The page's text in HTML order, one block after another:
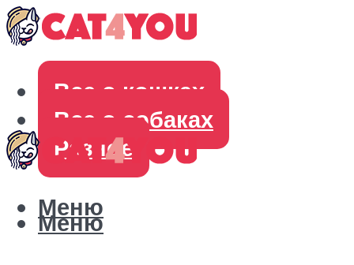
Все о кошках
Все о собаках
Разное
Меню
Меню